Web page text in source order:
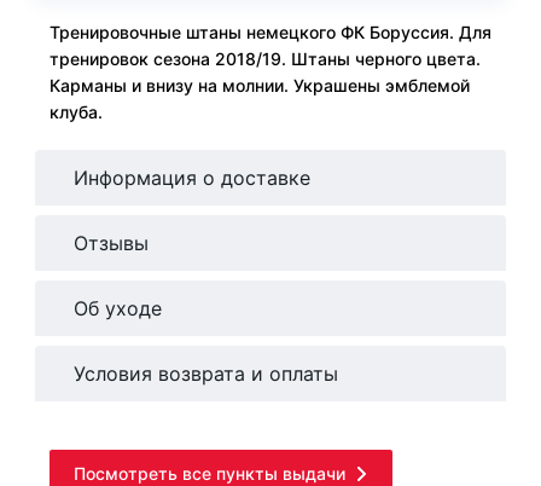
Тренировочные штаны немецкого ФК Боруссия. Для
тренировок сезона 2018/19. Штаны черного цвета.
Карманы и внизу на молнии. Украшены эмблемой
клуба.
Информация о доставке
Отзывы
Об уходе
Условия возврата и оплаты
Посмотреть все пункты выдачи